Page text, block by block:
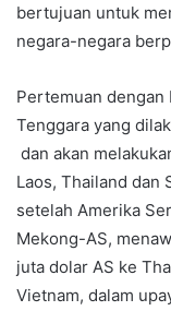
bertujuan untuk
negara-negara
Pertemuan
Tenggara yang
dan akan
Laos, Thailand dan
setelah Amerika
Mekong-AS,
juta dolar AS ke
Vietnam, dalam